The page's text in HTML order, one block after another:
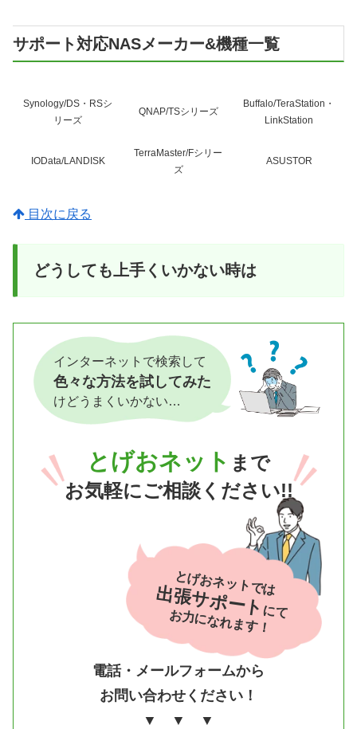
サポート対応NASメーカー&機種一覧
Synology/DS・RSシ
リーズ
QNAP/TSシリーズ
Buffalo/TeraStation・
LinkStation
IOData/LANDISK
TerraMaster/Fシリー
ズ
ASUSTOR
目次に戻る
どうしても上手くいかない時は
インターネットで検索して
色々な方法を試してみた
けどうまくいかない…
とげおネット まで
お気軽にご相談ください!!
電話・メールフォームから
お問い合わせください！
▼ ▼ ▼
とげおネットでは
出張サポートにて
お力になれます！